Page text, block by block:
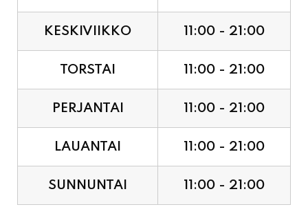
KESKIVIIKKO 11:00 - 21:00
TORSTAI 11:00 - 21:00
PERJANTAI 11:00 - 21:00
LAUANTAI 11:00 - 21:00
SUNNUNTAI 11:00 - 21:00